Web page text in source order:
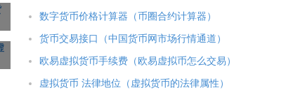
数字货币价格计算器（币圈合约计算器）
货币交易接口（中国货币网市场行情通道）
欧易虚拟货币手续费（欧易虚拟币怎么交易）
虚拟货币 法律地位（虚拟货币的法律属性）